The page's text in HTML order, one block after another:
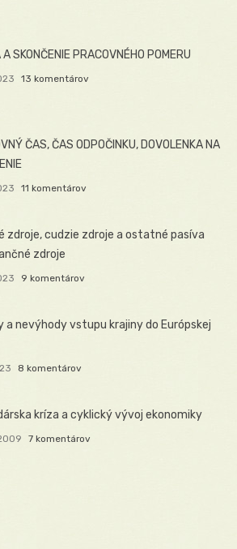
SKONČENIE PRACOVNÉHO POMERU
13 komentárov
ČAS, ČAS ODPOČINKU, DOVOLENKA NA
11 komentárov
zdroje, cudzie zdroje a ostatné pasíva
zdroje
9 komentárov
a nevýhody vstupu krajiny do Európskej
8 komentárov
kríza a cyklický vývoj ekonomiky
7 komentárov